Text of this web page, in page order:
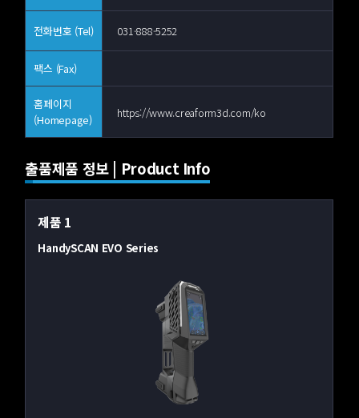
전화번호 (Tel) 031-888-5252
팩스 (Fax)
홈페이지
(Homepage)
https://www.creaform3d.com/ko
출품제품 정보 | Product Info
제품 1
HandySCAN EVO Series